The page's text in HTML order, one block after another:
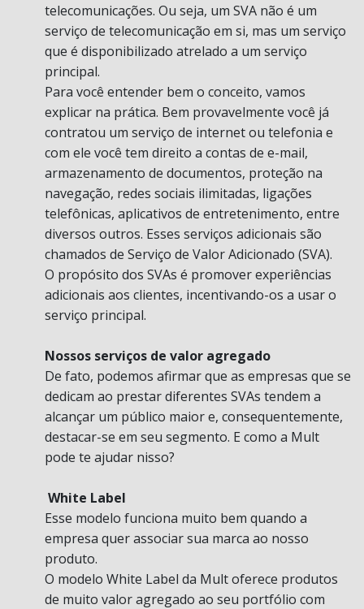
telecomunicações. Ou seja, um SVA não é um
serviço de telecomunicação em si, mas um serviço
que é disponibilizado atrelado a um serviço
principal.
Para você entender bem o conceito, vamos
explicar na prática. Bem provavelmente você já
contratou um serviço de internet ou telefonia e
com ele você tem direito a contas de e-mail,
armazenamento de documentos, proteção na
navegação, redes sociais ilimitadas, ligações
telefônicas, aplicativos de entretenimento, entre
diversos outros. Esses serviços adicionais são
chamados de Serviço de Valor Adicionado (SVA).
O propósito dos SVAs é promover experiências
adicionais aos clientes, incentivando-os a usar o
serviço principal.
Nossos serviços de valor agregado
De fato, podemos afirmar que as empresas que se
dedicam ao prestar diferentes SVAs tendem a
alcançar um público maior e, consequentemente,
destacar-se em seu segmento. E como a Mult
pode te ajudar nisso?
White Label
Esse modelo funciona muito bem quando a
empresa quer associar sua marca ao nosso
produto.
O modelo White Label da Mult oferece produtos
de muito valor agregado ao seu portfólio com